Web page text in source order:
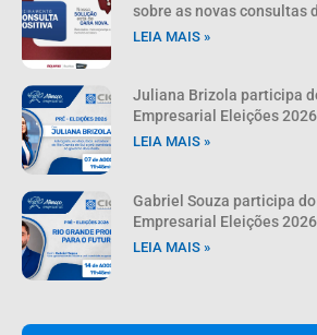
sobre as novas consultas
LEIA MAIS »
Juliana Brizola participa
Empresarial Eleições
LEIA MAIS »
Gabriel Souza participa
Empresarial Eleições
LEIA MAIS »